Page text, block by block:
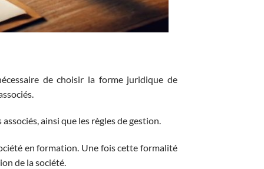
de choisir la forme juridique de
ainsi que les règles de gestion.
en formation. Une fois cette formalité
de la société.